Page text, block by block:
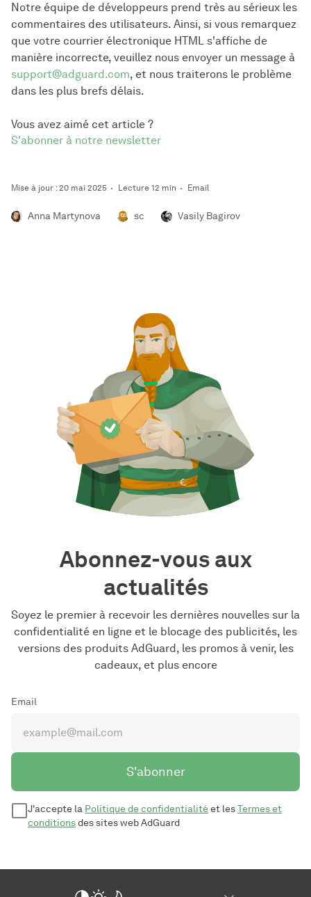
Notre équipe de développeurs prend très au sérieux les
commentaires des utilisateurs. Ainsi, si vous remarquez
que votre courrier électronique HTML s'affiche de
manière incorrecte, veuillez nous envoyer un message à
support@adguard.com, et nous traiterons le problème
dans les plus brefs délais.
Vous avez aimé cet article ?
S'abonner à notre newsletter
Mise à jour : 20 mai 2025 Lecture 12 min Email
Anna Martynova sc Vasily Bagirov
Abonnez-vous aux
actualités
Soyez le premier à recevoir les dernières nouvelles sur la
confidentialité en ligne et le blocage des publicités, les
versions des produits AdGuard, les promos à venir, les
cadeaux, et plus encore
Email
S'abonner
J'accepte la Politique de confidentialitéet lesTermes et
conditionsdes sites web AdGuard